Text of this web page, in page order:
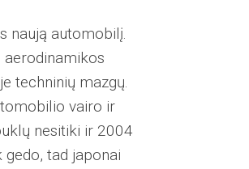
naują automobilį.
aerodinamikos
techninių mazgų.
vairo ir
nesitiki ir 2004
tad japonai